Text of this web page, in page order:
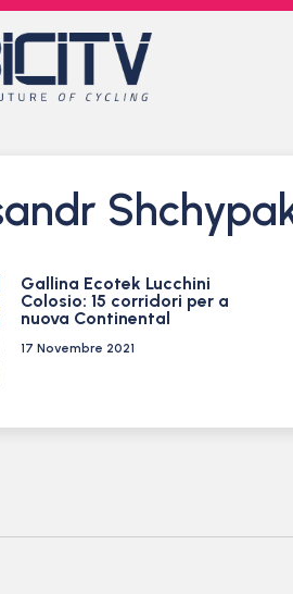
Gallina Ecotek Lucchini
Colosio: 15 corridori per a
nuova Continental
17 Novembre 2021